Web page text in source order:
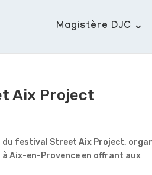
Magistère DJC
Aix Project
du festival Street Aix Project,
Aix-en-Provence en offrant aux